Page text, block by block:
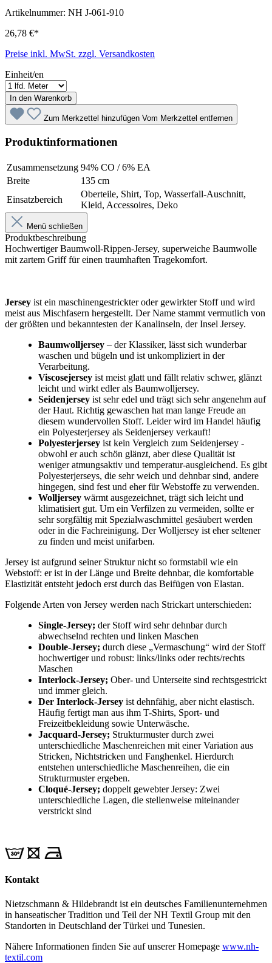
Artikelnummer: NH J-061-910
26,78 €*
Preise inkl. MwSt. zzgl. Versandkosten
Einheit/en
In den Warenkorb
Zum Merkzettel hinzufügen Vom Merkzettel entfernen
Produktinformationen
Zusammensetzung 94% CO / 6% EA
Breite
135 cm
Einsatzbereich
Oberteile, Shirt, Top, Wasserfall-Auschnitt,
Kleid, Accessoires, Deko
Menü schließen
Produktbeschreibung
Hochwertiger Baumwoll-Rippen-Jersey, superweiche Baumwolle
mit zartem Griff für einen traumhaften Tragekomfort.
Jersey ist ein maschinengestrickter oder gewirkter Stoff und wird
meist aus Mischfasern hergestellt. Der Name stammt vermutlich von
der größten und bekanntesten der Kanalinseln, der Insel Jersey.
Baumwolljersey – der Klassiker, lässt sich wunderbar
waschen und bügeln und ist unkompliziert in der
Verarbeitung.
Viscosejersey ist meist glatt und fällt relativ schwer, glänzt
leicht und wirkt edler als Baumwolljersey.
Seidenjersey ist sehr edel und trägt sich sehr angenehm auf
der Haut. Richtig gewaschen hat man lange Freude an
diesem wundervollen Stoff. Leider wird im Handel häufig
ein Polyesterjersey als Seidenjersey verkauft!
Polyesterjersey ist kein Vergleich zum Seidenjersey -
obwohl er auch schön glänzt, aber diese Qualität ist
weniger atmungsaktiv und temperatur-ausgleichend. Es gibt
Polyesterjerseys, die sehr weich und dehnbar sind, andere
hingegen, sind fest und eher für Webstoffe zu verwenden.
Wolljersey wärmt ausgezeichnet, trägt sich leicht und
klimatisiert gut. Um ein Verfilzen zu vermeiden, sollte er
sehr sorgfältig mit Spezialwaschmittel gesäubert werden
oder in die Fachreinigung. Der Wolljersey ist eher seltener
zu finden und meist unifarben.
Jersey ist aufgrund seiner Struktur nicht so formstabil wie ein
Webstoff: er ist in der Länge und Breite dehnbar, die komfortable
Elastizität entsteht jedoch erst durch das Beifügen von Elastan.
Folgende Arten von Jersey werden nach Strickart unterschieden:
Single-Jersey; der Stoff wird sehr dehnbar durch
abwechselnd rechten und linken Maschen
Double-Jersey; durch diese „Vermaschung“ wird der Stoff
hochwertiger und robust: links/links oder rechts/rechts
Maschen
Interlock-Jersey; Ober- und Unterseite sind rechtsgestrickt
und immer gleich.
Der Interlock-Jersey ist dehnfähig, aber nicht elastisch.
Häufig fertigt man aus ihm T-Shirts, Sport- und
Freizeitbekleidung sowie Unterwäsche.
Jacquard-Jersey; Strukturmuster durch zwei
unterschiedliche Maschenreichen mit einer Variation aus
Stricken, Nichtstricken und Fanghenkel. Hierdurch
entstehen unterschiedliche Maschenreihen, die ein
Strukturmuster ergeben.
Cloqué-Jersey; doppelt gewebter Jersey: Zwei
unterschiedliche Lagen, die stellenweise miteinander
verstrickt sind
Kontakt
Nietzschmann & Hildebrandt ist ein deutsches Familienunternehmen
in hanseatischer Tradition und Teil der NH Textil Group mit den
Standorten in Deutschland der Türkei und Tunesien.
Nähere Informationen finden Sie auf unserer Homepage www.nh-
textil.com